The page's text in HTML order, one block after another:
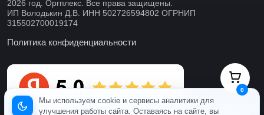
2026 год. Оргплекс. Все права защищены.
ИП Володькин Д.В. ИНН 502726594802 ОГРНИП
315502700019174
Политика конфиденциальности
Мы используем cookie и сервисы аналитики для
улучшения работы сайта. Оставаясь на сайте, вы
0